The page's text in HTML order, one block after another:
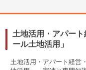
土地活用・アパー
ール土地活用」
土地活用・アパート経営